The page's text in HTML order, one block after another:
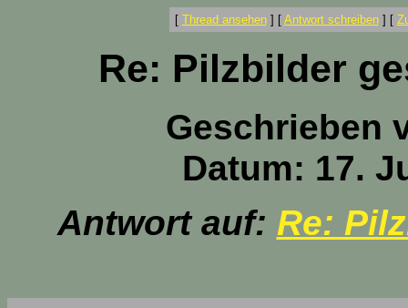
[ Thread ansehen] [ Antwort schreiben] [
Re: Pilzbilder
Geschrieben
Datum: 17.
Antwort auf: Re: